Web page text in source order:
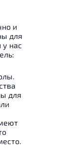
и
для
нас
для